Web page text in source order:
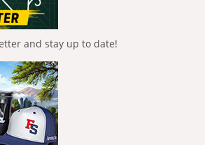
and stay up to date!